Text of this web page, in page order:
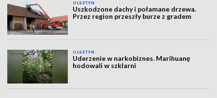
OLSZTYN
Uszkodzone dachy i połamane drzewa.
Przez region przeszły burze z gradem
OLSZTYN
Uderzenie w narkobiznes. Marihuanę
hodowali w szklarni